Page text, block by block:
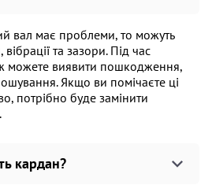
вал має проблеми, то можуть
та зазори. Під час
можете виявити пошкодження,
Якщо ви помічаєте ці
потрібно буде замінити
кардан?